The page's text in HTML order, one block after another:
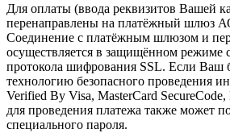
Для оплаты (ввода реквизитов Вашей
перенаправлены на платёжный шлюз
Соединение с платёжным шлюзом и
осуществляется в защищённом режиме
протокола шифрования SSL. Если Ваш
технологию безопасного проведения
Verified By Visa, MasterCard
для проведения платежа также может
специального пароля.